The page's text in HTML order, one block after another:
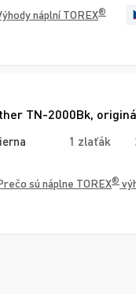
náplní TOREX®
TN-2000Bk,
1 zlaťák
sú náplne TOREX®